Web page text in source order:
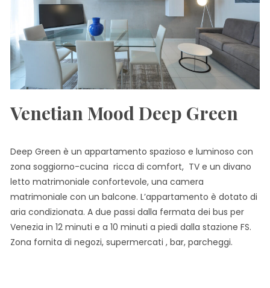
Venetian Mood Deep Green
Deep Green è un appartamento spazioso e luminoso con
zona soggiorno-cucina ricca di comfort, TV e un divano
letto matrimoniale confortevole, una camera
matrimoniale con un balcone. L’appartamento è dotato di
aria condizionata. A due passi dalla fermata dei bus per
Venezia in 12 minuti e a 10 minuti a piedi dalla stazione FS.
Zona fornita di negozi, supermercati , bar, parcheggi.